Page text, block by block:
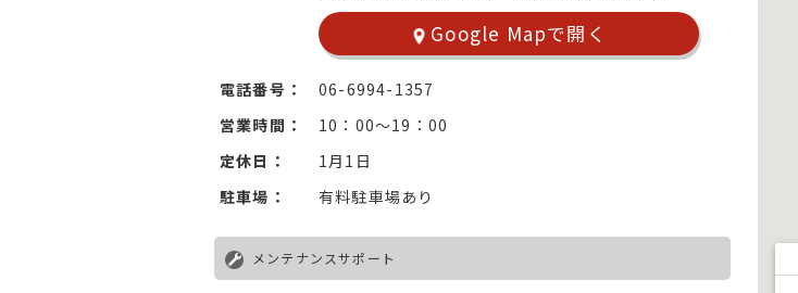
Google Mapで開く
電話番号：
06-6994-1357
営業時間：
10：00～19：00
定休日：
1月1日
駐車場：
有料駐車場あり
メンテナンスサポート